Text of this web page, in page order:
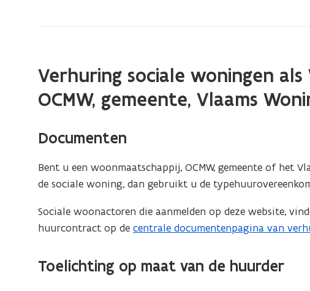
eigen
woningen
Verhuring sociale woningen
OCMW, gemeente, Vlaams
Documenten
Bent u een woonmaatschappij, OCMW, gemeente of het
de sociale woning, dan gebruikt u de
Sociale woonactoren die aanmelden op deze website,
huurcontract op decentrale documentenpagina van
Toelichting op maat van de huurder